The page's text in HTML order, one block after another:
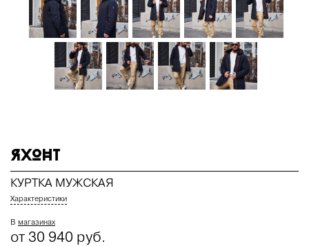
ЯХОНТ
КУРТКА МУЖСКАЯ
Характеристики
В магазинах
от 30 940 руб.